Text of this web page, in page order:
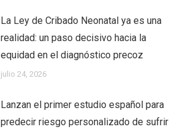
La Ley de Cribado Neonatal ya es una
realidad: un paso decisivo hacia la
equidad en el diagnóstico precoz
julio 24, 2026
Lanzan el primer estudio español para
predecir riesgo personalizado de sufrir